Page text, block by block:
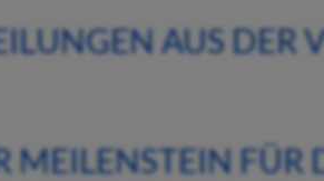
AUS DER
MEILENSTEIN FÜR